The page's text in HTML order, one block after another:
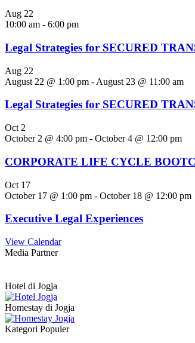
Aug 22
10:00 am - 6:00 pm
Legal Strategies for SECURED
Aug 22
August 22 @ 1:00 pm - August 23 @ 11:00 am
Legal Strategies for SECURED
Oct 2
October 2 @ 4:00 pm - October 4 @ 12:00 pm
CORPORATE LIFE CYCLE
Oct 17
October 17 @ 1:00 pm - October 18 @ 12:00 pm
Executive Legal Experiences
View Calendar
Media Partner
Hotel di Jogja
Homestay di Jogja
Kategori Populer